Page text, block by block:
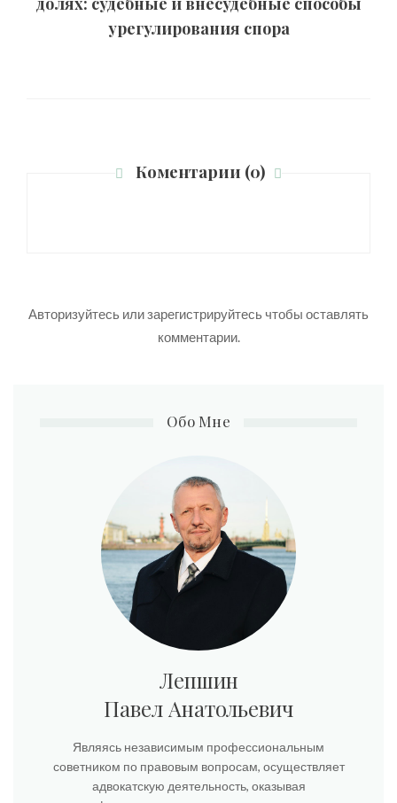
урегулирования спора
Коментарии (0)
Авторизуйтесь илизарегистрируйтесь чтобы оставлять
комментарии.
Обо Мне
Лепшин
Павел Анатольевич
Являясь независимым профессиональным
советником по правовым вопросам, осуществляет
адвокатскую деятельность, оказывая